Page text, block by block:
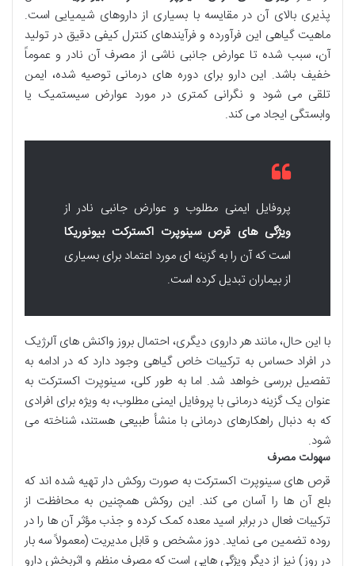
پذیری بالای آن در مقایسه با بسیاری از داروهای شیمیایی است.
ماهیت گیاهی این فرآورده و فرآیندهای کنترل کیفی دقیق در تولید
آن، سبب شده تا عوارض جانبی ناشی از مصرف آن نادر و عموماً
خفیف باشد. این دارو برای دوره های درمانی توصیه شده، ایمن
تلقی می شود و نگرانی کمتری در مورد عوارض سیستمیک یا
وابستگی ایجاد می کند.
پروفایل ایمنی مطلوب و عوارض جانبی نادر از
ویژگی های قرص سینوپرت اکسترکت بیونوریکا
است که آن را به گزینه ای مورد اعتماد برای بسیاری
از بیماران تبدیل کرده است.
با این حال، مانند هر داروی دیگری، احتمال بروز واکنش های آلرژیک
در افراد حساس به ترکیبات خاص گیاهی وجود دارد که در ادامه به
تفصیل بررسی خواهد شد. اما به طور کلی، سینوپرت اکسترکت به
عنوان یک گزینه درمانی با پروفایل ایمنی مطلوب، به ویژه برای افرادی
که به دنبال راهکارهای درمانی با منشأ طبیعی هستند، شناخته می
شود.
سهولت مصرف
قرص های سینوپرت اکسترکت به صورت روکش دار تهیه شده اند که
بلع آن ها را آسان می کند. این روکش همچنین به محافظت از
ترکیبات فعال در برابر اسید معده کمک کرده و جذب مؤثر آن ها را در
روده تضمین می نماید. دوز مشخص و قابل مدیریت (معمولاً سه بار
در روز) نیز از دیگر ویژگی هایی است که مصرف منظم و اثربخش دارو